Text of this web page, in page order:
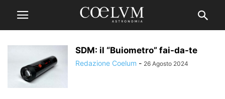
SDM: il “Buiometro” fai-da-te
Redazione Coelum - 26 Agosto 2024